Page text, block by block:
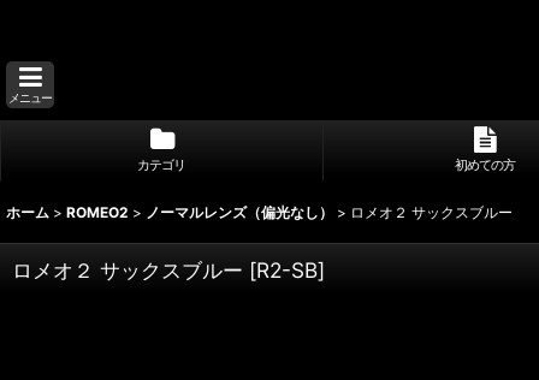
メニュー
カテゴリ 初めての方
ホーム > ROMEO2 > ノーマルレンズ（偏光なし） > ロメオ２ サックスブルー
ロメオ２ サックスブルー [R2-SB]